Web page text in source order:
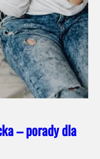
– porady dla